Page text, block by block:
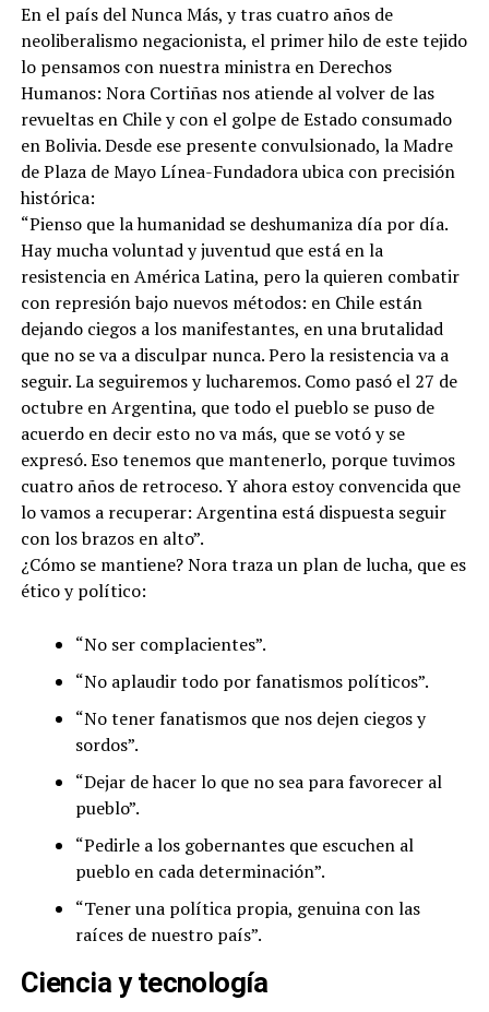
En el país del Nunca Más, y tras cuatro años de
neoliberalismo negacionista, el primer hilo de este tejido
lo pensamos con nuestra ministra en Derechos
Humanos: Nora Cortiñas nos atiende al volver de las
revueltas en Chile y con el golpe de Estado consumado
en Bolivia. Desde ese presente convulsionado, la Madre
de Plaza de Mayo Línea-Fundadora ubica con precisión
histórica:
“Pienso que la humanidad se deshumaniza día por día.
Hay mucha voluntad y juventud que está en la
resistencia en América Latina, pero la quieren combatir
con represión bajo nuevos métodos: en Chile están
dejando ciegos a los manifestantes, en una brutalidad
que no se va a disculpar nunca. Pero la resistencia va a
seguir. La seguiremos y lucharemos. Como pasó el 27 de
octubre en Argentina, que todo el pueblo se puso de
acuerdo en decir esto no va más, que se votó y se
expresó. Eso tenemos que mantenerlo, porque tuvimos
cuatro años de retroceso. Y ahora estoy convencida que
lo vamos a recuperar: Argentina está dispuesta seguir
con los brazos en alto”.
¿Cómo se mantiene? Nora traza un plan de lucha, que es
ético y político:
“No ser complacientes”.
“No aplaudir todo por fanatismos políticos”.
“No tener fanatismos que nos dejen ciegos y
sordos”.
“Dejar de hacer lo que no sea para favorecer al
pueblo”.
“Pedirle a los gobernantes que escuchen al
pueblo en cada determinación”.
“Tener una política propia, genuina con las
raíces de nuestro país”.
Ciencia y tecnología